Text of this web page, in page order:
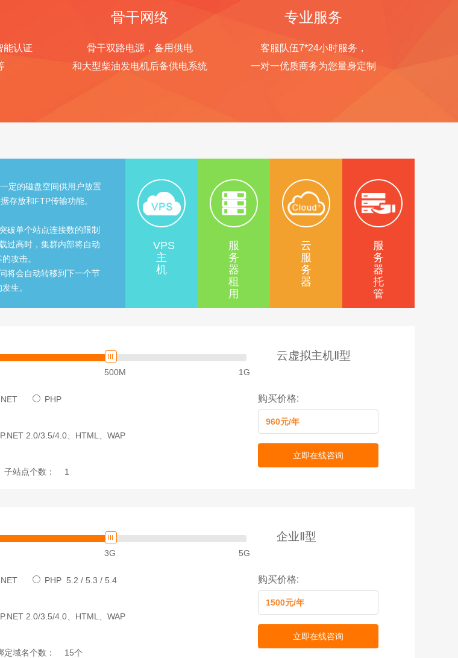
能认证
骨干网络
骨干双路电源，备用供电
和大型柴油发电机后备供电系统
专业服务
客服队伍7*24小时服务，
一对一优质商务为您量身定制
定的磁盘空间供用户放置
存放和FTP传输功能。
破单个站点连接数的限制
过高时，集群内部将自动
攻击。
将会自动转移到下一个节
生。
VPS
主
机
服
务
器
租
用
云
服
务
器
服
务
器
托
管
500M 1G
云虚拟主机Ⅱ型
.NET
PHP
2.0/3.5/4.0、HTML、WAP
子站点个数： 1
购买价格:
960元/年
立即在线咨询
3G 5G
企业Ⅱ型
.NET
PHP 5.2 / 5.3 / 5.4
2.0/3.5/4.0、HTML、WAP
定域名个数： 15个
购买价格:
1500元/年
立即在线咨询